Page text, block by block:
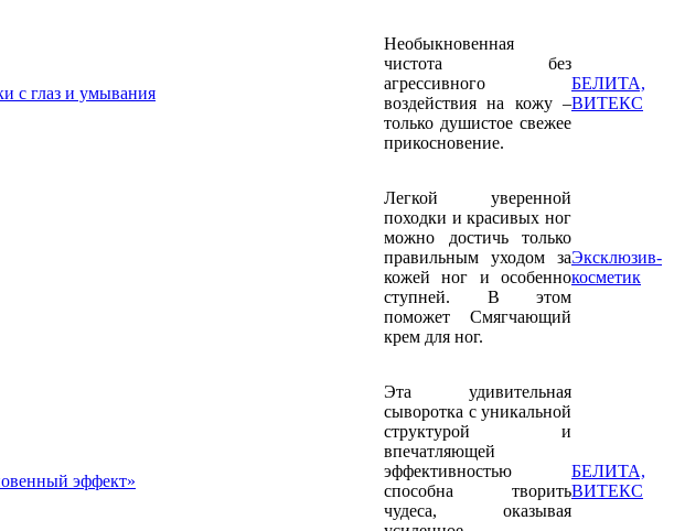
с глаз и умывания
Необыкновенная
чистота без
агрессивного
воздействия на кожу –
только душистое свежее
прикосновение.
БЕЛИТА,
ВИТЕКС
Легкой уверенной
походки и красивых ног
можно достичь только
правильным уходом за
кожей ног и особенно
ступней. В этом
поможет Смягчающий
крем для ног.
Эксклюзив-
косметик
эффект»
Эта удивительная
сыворотка с уникальной
структурой и
впечатляющей
эффективностью
способна творить
чудеса, оказывая
БЕЛИТА,
ВИТЕКС